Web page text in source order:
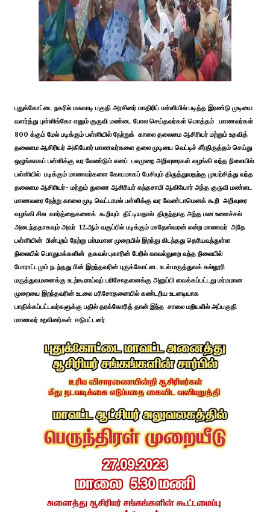
புதுக்கோட்டை நகரில் மசுவாடி பகுதி அரசினர் மாதிரிப் பள்ளியில் படித்த இரண்டு முடியை
வளர்த்து புள்ளிங்கோ எனும் குருவி மண்டை போல செய்தவர்கள் மொத்தம் மாணவர்கள்
800 க்கும் மேல் படிக்கும் பள்ளியில் நேற்றுக் காலை தலைமை ஆசிரியர் மற்றும் உதவித்
தலைமை ஆசிரியர் அகியோர் மாணவர்களை தலை முடியை வெட்டிச் சீர்திருத்தம் செய்து
ஒழுங்காகப் பள்ளிக்கு வர வேண்டும் எனப் பலமுறை அறிவுரைகள் வழங்கி வந்த நிலையில்
பள்ளியில் படிக்கும் மாணவர்களை கோபமாகப் பேசியும் திருத்துவதற்கு முயற்சித்து வந்த
தலைமை ஆசிரியர்- மற்றும் துணை ஆசிரியர் கந்தசாமி ஆகியோர் அந்த குருவி மண்டை
மாணவரை நேற்று காலை முடி வெட்டாமல் பள்ளிக்கு வர வேண்டாமெனக் கூறி அறிவுரை
வழங்கி சில வார்த்தைகளைக் கூறியும் திட்டியதால் திருந்தாத அந்த மன உளைச்சல்
அடைந்ததாகவும் அவர் 12.ஆம் வகுப்பில் படிக்கும் மாதேஸ்வரன் என்ற மாணவர் அதே
பள்ளியின் பின்புறம் நேற்று மர்மமான முறையில் இறந்து கிடந்தது தெரியவந்துள்ள
நிலையில் பொதுமக்களின் தகவல் புகாரின் பேரில் காவல்துறை வந்த நிலையில்
போராட்டமும் நடந்தது பின் இறந்தவரின் புருக்கோட்டை உடல் மருத்துவக் கல்லூரி
மருத்துவமனைக்கு உடற்கூராய்வுப் பரிசோதனைக்கு அனுப்பி வைக்கப்பட்டது மர்மமான
முறையை இறந்தவரின் உடலை பரிசோதனையில் கண்டறிய உடனடியாக
பாதிக்கப்பட்டவர்களுக்கு பதில் தரக்கோரித் தான் இந்த சாலை மறியலில் அப்பகுதி
மாணவர் உறவினர்கள் ஈடுபட்டனர்